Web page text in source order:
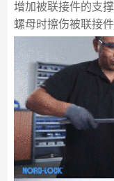
增加被联接件的支
螺母时擦伤被联接